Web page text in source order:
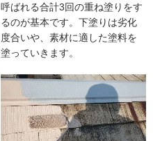
呼ばれる合計3回の重ね塗りをす
るのが基本です。下塗りは劣化
度合いや、素材に適した塗料を
塗っていきます。